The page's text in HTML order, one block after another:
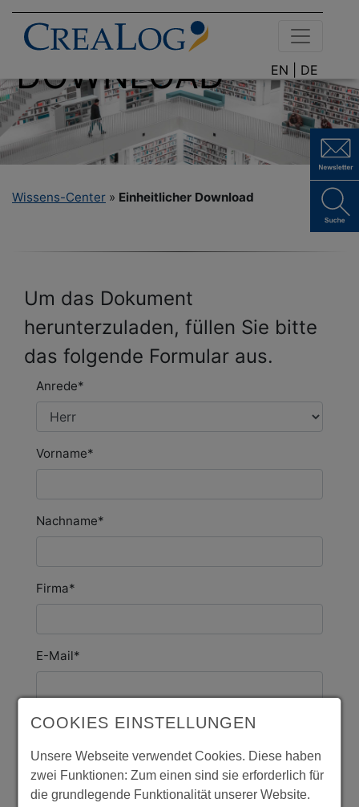
EN | DE
DOKUMENTEN
DOWNLOAD
Wissens-Center » Einheitlicher Download
Um das Dokument
herunterzuladen, füllen Sie bitte
das folgende Formular aus.
Anrede*
Vorname*
Nachname*
Firma*
E-Mail*
Telefon
Datenschutz*
COOKIES EINSTELLUNGEN
Unsere Webseite verwendet Cookies. Diese haben
zwei Funktionen: Zum einen sind sie erforderlich für
die grundlegende Funktionalität unserer Website.